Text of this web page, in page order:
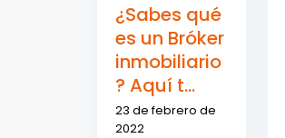
¿Sabes qué
es un Bróker
inmobiliario
? Aquí t...
23 de febrero de
2022